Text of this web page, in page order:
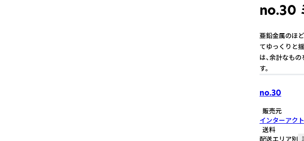
no.30
亜鉛金属のほ
てゆっくりと
は、余計なも
す。
no.30
販売元
インターアク
送料
配送エリア別